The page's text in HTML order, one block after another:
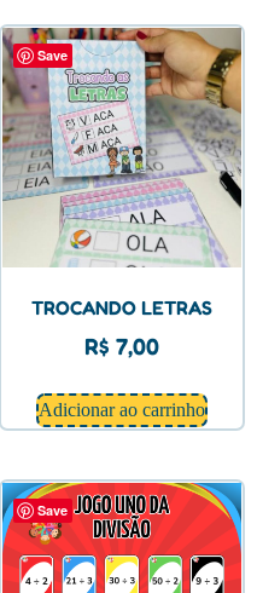
Save
TROCANDO LETRAS
R$ 7,00
Adicionar ao carrinho
Save